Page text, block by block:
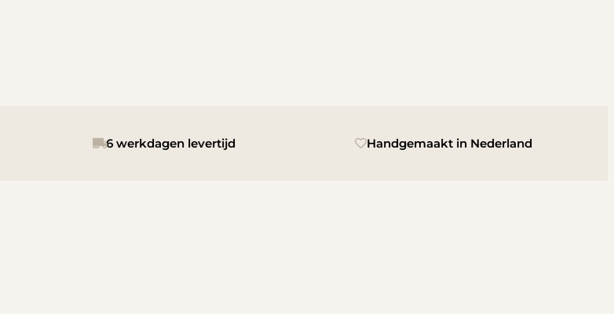
6 werkdagen levertijd Handgemaakt in Nederland